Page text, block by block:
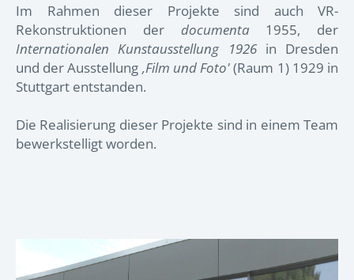
Im Rahmen dieser Projekte sind auch VR-
Rekonstruktionen der documenta1955, der
Internationalen Kunstausstellung 1926in Dresden
und der Ausstellung ‚Film und Foto'(Raum 1) 1929 in
Stuttgart entstanden.
Die Realisierung dieser Projekte sind in einem Team
bewerkstelligt worden.